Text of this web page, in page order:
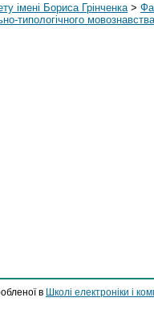
імені Бориса Грінченка >
типологічного мовознавства
в Школі електроніки і